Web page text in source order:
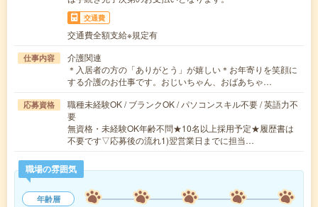
交通費
交通費全額支給※規定有
仕事内容
介護関連
＊入居者の方の「ありがとう」が嬉しい＊お年寄りを笑顔に
する介護のお仕事です。おじいちゃん、おばあちゃ…
応募資格
職種未経験OK / ブランクOK / パソコンスキル不要 / 英語力不
要
無資格・未経験OK年齢不問★10名以上採用予定★履歴書は
不要です▽応募後の流れ1)翌営業日までに担当…
職場の雰囲気
年齢層